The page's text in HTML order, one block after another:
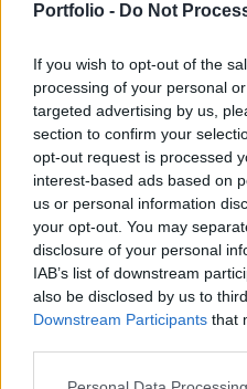
Portfolio - Do Not
If you wish to opt-out of the
processing of your personal
targeted advertising by us,
section to confirm your
opt-out request is processed
interest-based ads based on
us or personal information
your opt-out. You may
disclosure of your personal
IAB’s list of downstream
also be disclosed by us to
Downstream Participants that
Brutális amerikai
és olaj miatt,
A magyar kormány csak a
reménykedhet.